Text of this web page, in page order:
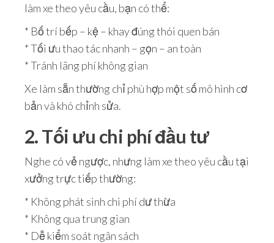
làm xe theo yêu cầu, bạn có thể:
* Bố trí bếp – kệ – khay đúng thói quen bán
* Tối ưu thao tác nhanh – gọn – an toàn
* Tránh lãng phí không gian
Xe làm sẵn thường chỉ phù hợp một số mô hình cơ
bản và khó chỉnh sửa.
2. Tối ưu chi phí đầu tư
Nghe có vẻ ngược, nhưng làm xe theo yêu cầu tại
xưởng trực tiếp thường:
* Không phát sinh chi phí dư thừa
* Không qua trung gian
* Dễ kiểm soát ngân sách